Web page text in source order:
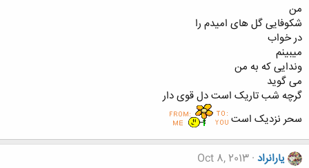
من
شکوفایی گل های امیدم را
در خواب
میبینم
وندایی که به من
می گوید
گرچه شب تاریک است دل قوی دار
سحر نزدیک است
یارانراد Oct 8, 2013